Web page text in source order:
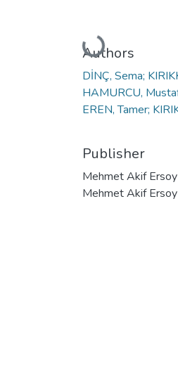
Loading...
Authors
DİNÇ, Sema;
HAMURCU,
EREN, Tamer;
Publisher
Mehmet Akif
Mehmet Akif